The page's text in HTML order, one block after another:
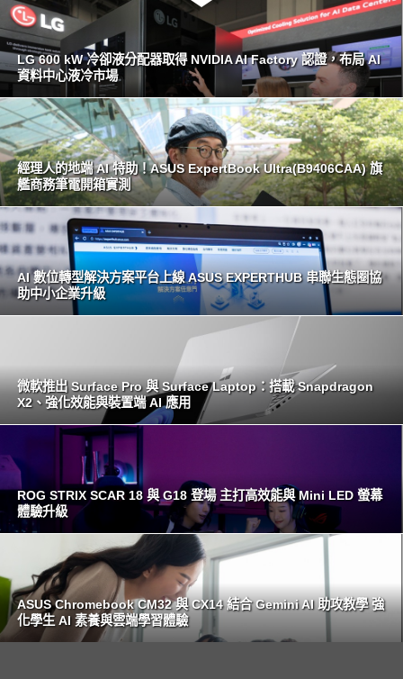
LG 600 kW 冷卻液分配器取得 NVIDIA AI Factory 認證，布局 AI
資料中心液冷市場
經理人的地端 AI 特助！ASUS ExpertBook Ultra(B9406CAA) 旗
艦商務筆電開箱實測
AI 數位轉型解決方案平台上線 ASUS EXPERTHUB 串聯生態圈協
助中小企業升級
微軟推出 Surface Pro 與 Surface Laptop：搭載 Snapdragon
X2、強化效能與裝置端 AI 應用
ROG STRIX SCAR 18 與 G18 登場 主打高效能與 Mini LED 螢幕
體驗升級
ASUS Chromebook CM32 與 CX14 結合 Gemini AI 助攻教學 強
化學生 AI 素養與雲端學習體驗